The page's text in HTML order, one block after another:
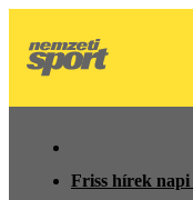
Friss hírek napi